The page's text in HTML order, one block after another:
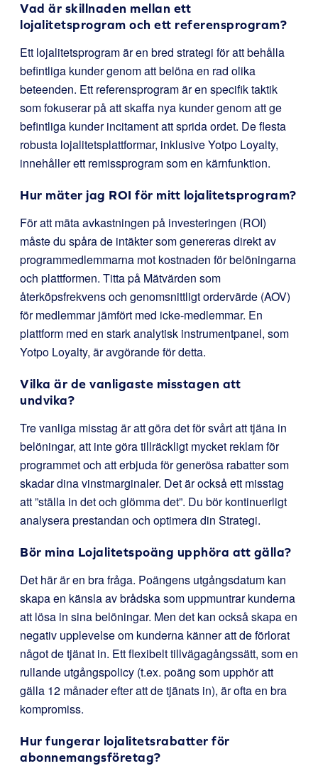
Vad är skillnaden mellan ett
lojalitetsprogram och ett referensprogram?
Ett lojalitetsprogram är en bred strategi för att behålla
befintliga kunder genom att belöna en rad olika
beteenden. Ett referensprogram är en specifik taktik
som fokuserar på att skaffa nya kunder genom att ge
befintliga kunder incitament att sprida ordet. De flesta
robusta lojalitetsplattformar, inklusive Yotpo Loyalty,
innehåller ett remissprogram som en kärnfunktion.
Hur mäter jag ROI för mitt lojalitetsprogram?
För att mäta avkastningen på investeringen (ROI)
måste du spåra de intäkter som genereras direkt av
programmedlemmarna mot kostnaden för belöningarna
och plattformen. Titta på Mätvärden som
återköpsfrekvens och genomsnittligt ordervärde (AOV)
för medlemmar jämfört med icke-medlemmar. En
plattform med en stark analytisk instrumentpanel, som
Yotpo Loyalty, är avgörande för detta.
Vilka är de vanligaste misstagen att
undvika?
Tre vanliga misstag är att göra det för svårt att tjäna in
belöningar, att inte göra tillräckligt mycket reklam för
programmet och att erbjuda för generösa rabatter som
skadar dina vinstmarginaler. Det är också ett misstag
att ”ställa in det och glömma det”. Du bör kontinuerligt
analysera prestandan och optimera din Strategi.
Bör mina Lojalitetspoäng upphöra att gälla?
Det här är en bra fråga. Poängens utgångsdatum kan
skapa en känsla av brådska som uppmuntrar kunderna
att lösa in sina belöningar. Men det kan också skapa en
negativ upplevelse om kunderna känner att de förlorat
något de tjänat in. Ett flexibelt tillvägagångssätt, som en
rullande utgångspolicy (t.ex. poäng som upphör att
gälla 12 månader efter att de tjänats in), är ofta en bra
kompromiss.
Hur fungerar lojalitetsrabatter för
abonnemangsföretag?